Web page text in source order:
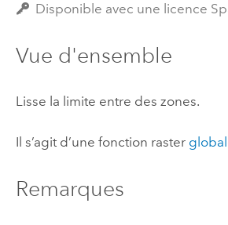
Disponible avec une licence
Vue d'ensemble
Lisse la limite entre des zones.
Il s’agit d’une fonction raster
Remarques